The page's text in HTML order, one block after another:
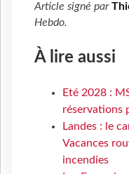
Article signé par
Hebdo.
À lire aussi
Eté 2028 :
réservations
Landes : le
Vacances
incendies